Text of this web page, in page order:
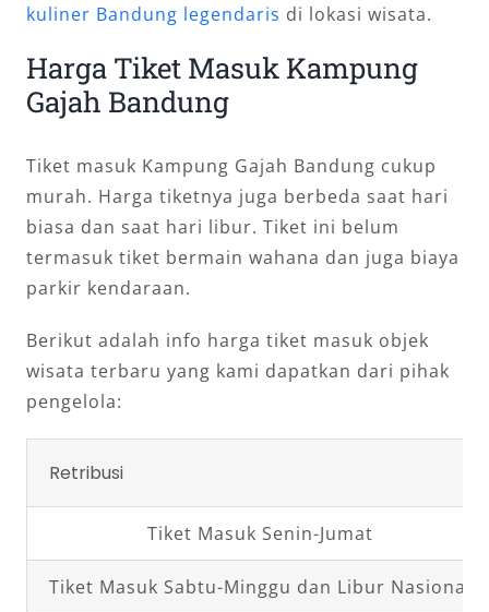
kuliner Bandung legendaris di lokasi wisata.
Harga Tiket Masuk Kampung
Gajah Bandung
Tiket masuk Kampung Gajah Bandung cukup
murah. Harga tiketnya juga berbeda saat hari
biasa dan saat hari libur. Tiket ini belum
termasuk tiket bermain wahana dan juga biaya
parkir kendaraan.
Berikut adalah info harga tiket masuk objek
wisata terbaru yang kami dapatkan dari pihak
pengelola:
Retribusi
Tiket Masuk Senin-Jumat
Tiket Masuk Sabtu-Minggu dan Libur Nasional